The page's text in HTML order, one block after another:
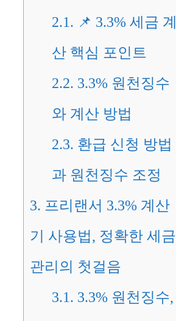
2.1. 📌 3.3% 세금 계
산 핵심 포인트
2.2. 3.3% 원천징수
와 계산 방법
2.3. 환급 신청 방법
과 원천징수 조정
3. 프리랜서 3.3% 계산
기 사용법, 정확한 세금
관리의 첫걸음
3.1. 3.3% 원천징수,